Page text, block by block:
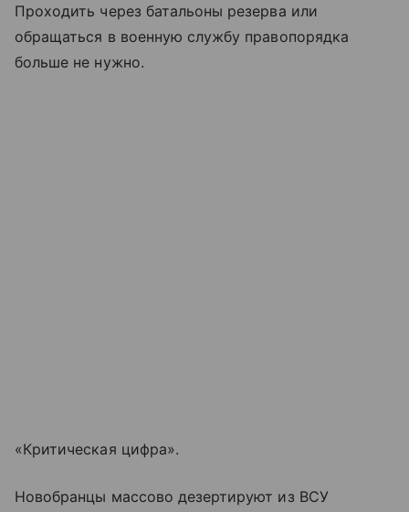
Проходить через батальоны резерва или
обращаться в военную службу правопорядка
больше не нужно.
«Критическая цифра».
Новобранцы массово дезертируют из ВСУ